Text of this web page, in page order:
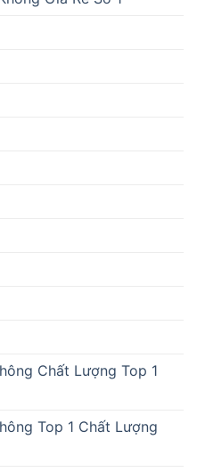
Chất Lượng Top 1
Top 1 Chất Lượng